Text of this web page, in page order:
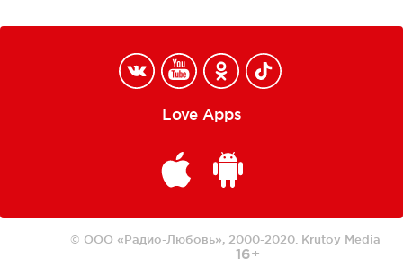
Love Apps
© ООО «Радио-Любовь», 2000-2020. Krutoy Media
16+